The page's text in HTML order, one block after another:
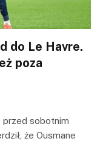
do Le Havre.
poza
przed sobotnim
że Ousmane